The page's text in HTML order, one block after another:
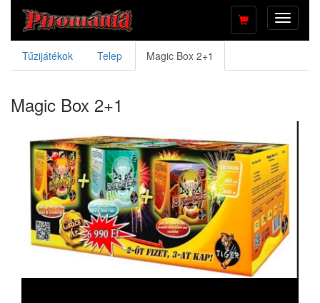
Toggle
Tűzijátékok
Telep Magic Box 2+1
Magic Box 2+1